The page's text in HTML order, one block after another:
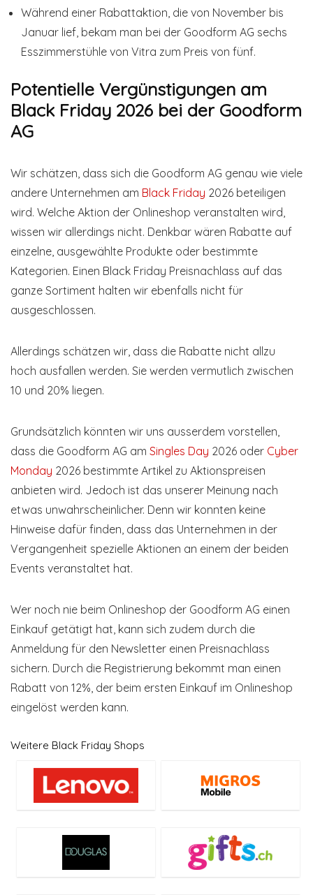
Während einer Rabattaktion, die von November bis
Januar lief, bekam man bei der Goodform AG sechs
Esszimmerstühle von Vitra zum Preis von fünf.
Potentielle Vergünstigungen am
Black Friday 2026 bei der Goodform
AG
Wir schätzen, dass sich die Goodform AG genau wie viele
andere Unternehmen am Black Friday 2026 beteiligen
wird. Welche Aktion der Onlineshop veranstalten wird,
wissen wir allerdings nicht. Denkbar wären Rabatte auf
einzelne, ausgewählte Produkte oder bestimmte
Kategorien. Einen Black Friday Preisnachlass auf das
ganze Sortiment halten wir ebenfalls nicht für
ausgeschlossen.
Allerdings schätzen wir, dass die Rabatte nicht allzu
hoch ausfallen werden. Sie werden vermutlich zwischen
10 und 20% liegen.
Grundsätzlich könnten wir uns ausserdem vorstellen,
dass die Goodform AG am Singles Day 2026 oder Cyber
Monday 2026 bestimmte Artikel zu Aktionspreisen
anbieten wird. Jedoch ist das unserer Meinung nach
etwas unwahrscheinlicher. Denn wir konnten keine
Hinweise dafür finden, dass das Unternehmen in der
Vergangenheit spezielle Aktionen an einem der beiden
Events veranstaltet hat.
Wer noch nie beim Onlineshop der Goodform AG einen
Einkauf getätigt hat, kann sich zudem durch die
Anmeldung für den Newsletter einen Preisnachlass
sichern. Durch die Registrierung bekommt man einen
Rabatt von 12%, der beim ersten Einkauf im Onlineshop
eingelöst werden kann.
Weitere Black Friday Shops